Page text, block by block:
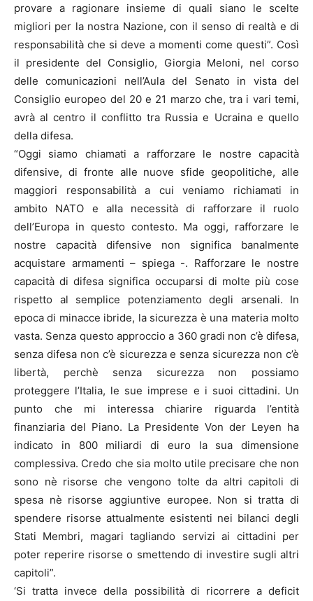
provare a ragionare insieme di quali siano le scelte
migliori per la nostra Nazione, con il senso di realtà e di
responsabilità che si deve a momenti come questi”. Così
il presidente del Consiglio, Giorgia Meloni, nel corso
delle comunicazioni nell’Aula del Senato in vista del
Consiglio europeo del 20 e 21 marzo che, tra i vari temi,
avrà al centro il conflitto tra Russia e Ucraina e quello
della difesa.
“Oggi siamo chiamati a rafforzare le nostre capacità
difensive, di fronte alle nuove sfide geopolitiche, alle
maggiori responsabilità a cui veniamo richiamati in
ambito NATO e alla necessità di rafforzare il ruolo
dell’Europa in questo contesto. Ma oggi, rafforzare le
nostre capacità difensive non significa banalmente
acquistare armamenti – spiega -. Rafforzare le nostre
capacità di difesa significa occuparsi di molte più cose
rispetto al semplice potenziamento degli arsenali. In
epoca di minacce ibride, la sicurezza è una materia molto
vasta. Senza questo approccio a 360 gradi non c’è difesa,
senza difesa non c’è sicurezza e senza sicurezza non c’è
libertà, perchè senza sicurezza non possiamo
proteggere l’Italia, le sue imprese e i suoi cittadini. Un
punto che mi interessa chiarire riguarda l’entità
finanziaria del Piano. La Presidente Von der Leyen ha
indicato in 800 miliardi di euro la sua dimensione
complessiva. Credo che sia molto utile precisare che non
sono nè risorse che vengono tolte da altri capitoli di
spesa nè risorse aggiuntive europee. Non si tratta di
spendere risorse attualmente esistenti nei bilanci degli
Stati Membri, magari tagliando servizi ai cittadini per
poter reperire risorse o smettendo di investire sugli altri
capitoli”.
‘Si tratta invece della possibilità di ricorrere a deficit